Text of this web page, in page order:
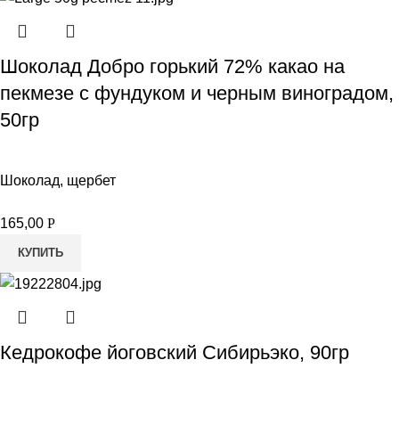
Шоколад Добро горький 72% какао на
пекмезе с фундуком и черным виноградом,
50гр
Шоколад, щербет
165,00 Р
КУПИТЬ
Кедрокофе йоговский Сибирьэко, 90гр